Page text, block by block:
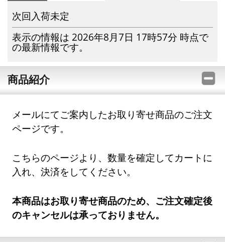
次回入荷未定
表示の情報は 2026年8月7日 17時57分 時点で
の最新情報です。
商品紹介
メールにてご案内したお取り寄せ商品のご注文
ページです。
こちらのページより、数量を確定してカートに
入れ、決済をしてください。
本商品はお取り寄せ商品のため、ご注文確定後
のキャンセルは承っておりません。